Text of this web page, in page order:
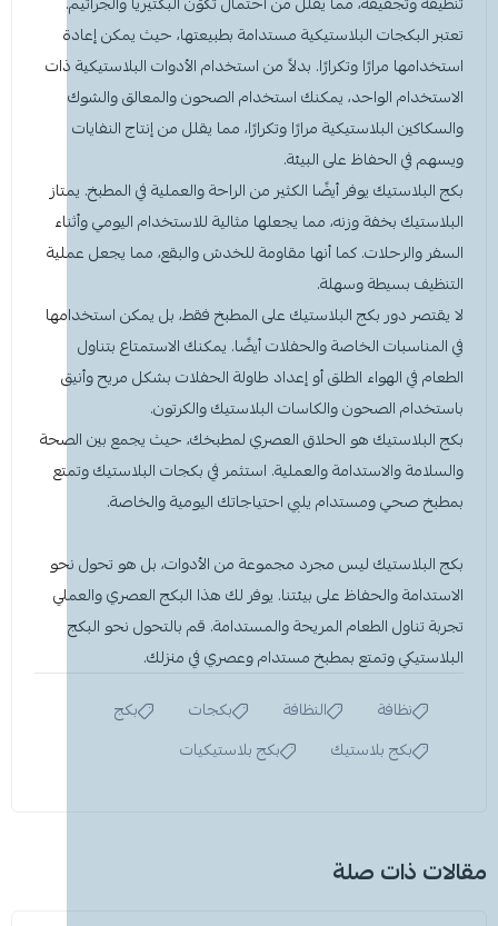
تعتبر البكجات البلاستيكية مستدامة بطبيعتها، حيث يمكن إعادة
استخدامها مرارًا وتكرارًا. بدلاً من استخدام الأدوات البلاستيكية ذات
الاستخدام الواحد، يمكنك استخدام الصحون والمعالق والشوك
والسكاكين البلاستيكية مرارًا وتكرارًا، مما يقلل من إنتاج النفايات
ويسهم في الحفاظ على البيئة.
بكج البلاستيك يوفر أيضًا الكثير من الراحة والعملية في المطبخ. يمتاز
البلاستيك بخفة وزنه، مما يجعلها مثالية للاستخدام اليومي وأثناء
السفر والرحلات. كما أنها مقاومة للخدش والبقع، مما يجعل عملية
التنظيف بسيطة وسهلة.
لا يقتصر دور بكج البلاستيك على المطبخ فقط، بل يمكن استخدامها
في المناسبات الخاصة والحفلات أيضًا. يمكنك الاستمتاع بتناول
الطعام في الهواء الطلق أو إعداد طاولة الحفلات بشكل مريح وأنيق
باستخدام الصحون والكاسات البلاستيك والكرتون.
بكج البلاستيك هو الحلاق العصري لمطبخك، حيث يجمع بين الصحة
والسلامة والاستدامة والعملية. استثمر في بكجات البلاستيك وتمتع
بمطبخ صحي ومستدام يلبي احتياجاتك اليومية والخاصة.
بكج البلاستيك ليس مجرد مجموعة من الأدوات، بل هو تحول نحو
الاستدامة والحفاظ على بيئتنا. يوفر لك هذا البكج العصري والعملي
تجربة تناول الطعام المريحة والمستدامة. قم بالتحول نحو البكج
البلاستيكي وتمتع بمطبخ مستدام وعصري في منزلك.
نظافة
النظافة بكجات
بكج
بكج بلاستيك
بكج بلاستيكيات
مقالات ذات صلة